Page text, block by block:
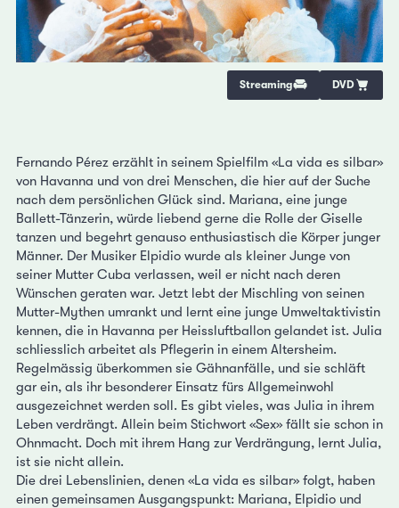
Streaming DVD
Fernando Pérez erzählt in seinem Spielfilm «La vida es silbar»
von Havanna und von drei Menschen, die hier auf der Suche
nach dem persönlichen Glück sind. Mariana, eine junge
Ballett-Tänzerin, würde liebend gerne die Rolle der Giselle
tanzen und begehrt genauso enthusiastisch die Körper junger
Männer. Der Musiker Elpidio wurde als kleiner Junge von
seiner Mutter Cuba verlassen, weil er nicht nach deren
Wünschen geraten war. Jetzt lebt der Mischling von seinen
Mutter-Mythen umrankt und lernt eine junge Umweltaktivistin
kennen, die in Havanna per Heissluftballon gelandet ist. Julia
schliesslich arbeitet als Pflegerin in einem Altersheim.
Regelmässig überkommen sie Gähnanfälle, und sie schläft
gar ein, als ihr besonderer Einsatz fürs Allgemeinwohl
ausgezeichnet werden soll. Es gibt vieles, was Julia in ihrem
Leben verdrängt. Allein beim Stichwort «Sex» fällt sie schon in
Ohnmacht. Doch mit ihrem Hang zur Verdrängung, lernt Julia,
ist sie nicht allein.
Die drei Lebenslinien, denen «La vida es silbar» folgt, haben
einen gemeinsamen Ausgangspunkt: Mariana, Elpidio und